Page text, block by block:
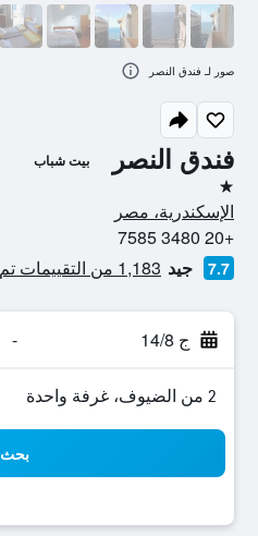
فندق النصر بيت شباب
نجمة واحدة
الإسكندرية، مصر
+20 3480 7585
7.7 جيد 1,183 من التقييمات تم التحقق منها
ج 14/8 -
2 من الضيوف، غرفة واحدة
بحث
صور لـ فندق النصر